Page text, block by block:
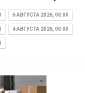
6 АВГУСТА 2026, 00:00
4 АВГУСТА 2026, 00:00